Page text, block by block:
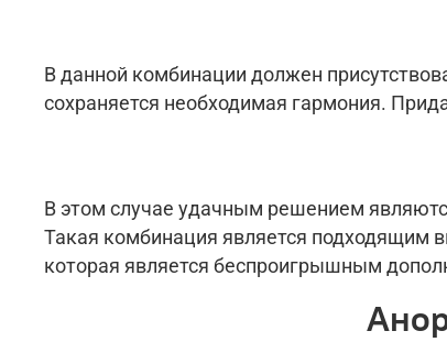
В данной комбинации должен
сохраняется необходимая гармония.
В этом случае удачным решением
Такая комбинация является подходящим
которая является беспроигрышным